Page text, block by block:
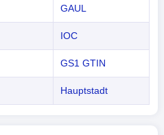
GAUL
IOC
GS1 GTIN
Hauptstadt